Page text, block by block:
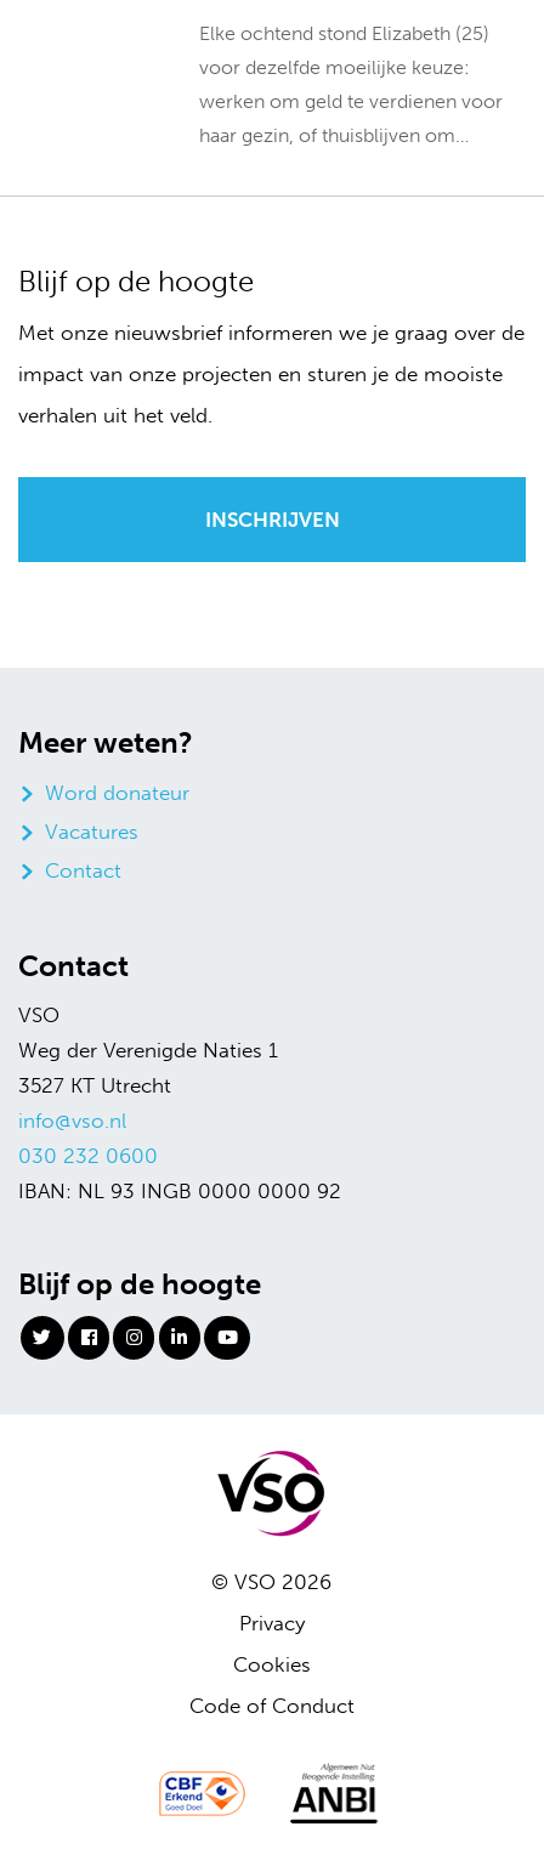
Elke ochtend stond Elizabeth (25)
voor dezelfde moeilijke keuze:
werken om geld te verdienen voor
haar gezin, of thuisblijven om…
Blijf op de hoogte
Met onze nieuwsbrief informeren we je graag over de
impact van onze projecten en sturen je de mooiste
verhalen uit het veld.
Meer weten?
Word donateur
Vacatures
Contact
Contact
VSO
Weg der Verenigde Naties 1
3527 KT Utrecht
info@vso.nl
030 232 0600
IBAN: NL 93 INGB 0000 0000 92
Blijf op de hoogte
© VSO 2026
Privacy
Cookies
Code of Conduct